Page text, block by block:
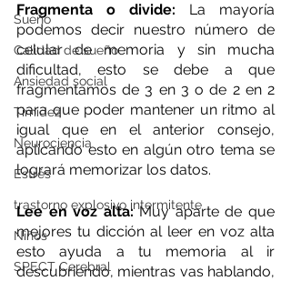
Sueño
Calidad de sueño
Ansiedad social
Timidez
Neurociencia
Estrés
trastorno explosivo intermitente
Niños
SPECT Cerebral
Fragmenta o divide: La mayoría
podemos decir nuestro número de
celular de memoria y sin mucha
dificultad, esto se debe a que
fragmentamos de 3 en 3 o de 2 en 2
para que poder mantener un ritmo al
igual que en el anterior consejo,
aplicando esto en algún otro tema se
logrará memorizar los datos.
Lee en voz alta: Muy aparte de que
mejores tu dicción al leer en voz alta
esto ayuda a tu memoria al ir
descubriendo, mientras vas hablando,